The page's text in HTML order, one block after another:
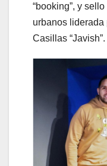
“booking”, y
urbanos
Casillas “Javish”.